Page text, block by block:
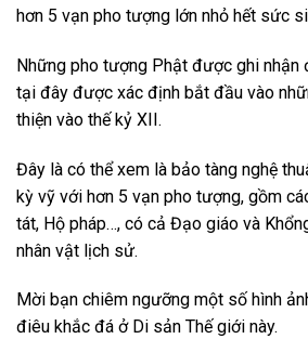
hơn 5 vạn pho tượng lớn nhỏ hết sức
Những pho tượng Phật được ghi nhận
tại đây được xác định bắt đầu vào
thiện vào thế kỷ XII.
Đây là có thể xem là bảo tàng nghệ
kỳ vỹ với hơn 5 vạn pho tượng, gồm
tát, Hộ pháp…, có cả Đạo giáo và
nhân vật lịch sử.
Mời bạn chiêm ngưỡng một số hình
điêu khắc đá ở Di sản Thế giới này.